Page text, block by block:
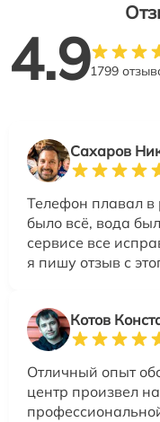
4.91799
Сахаров
Телефон плавал в
было всё, вода
сервисе все
я пишу отзыв с
Котов
Отличный опыт
центр произвел